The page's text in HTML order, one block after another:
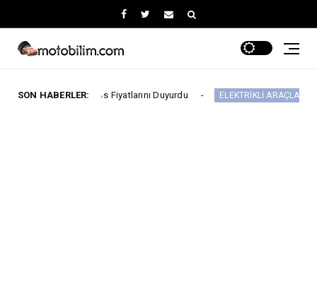
SON HABERLER:
Ağustos Fiyatlarını Duyurdu ELEKTRİKLİ ARAÇLAR Yeni IONIQ6,